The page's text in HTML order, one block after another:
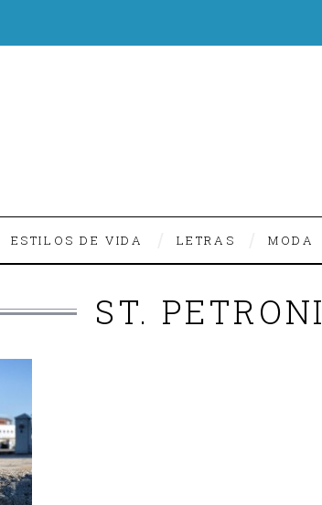
ESTILOS DE VIDA LETRAS MODA
ST. PETRONI